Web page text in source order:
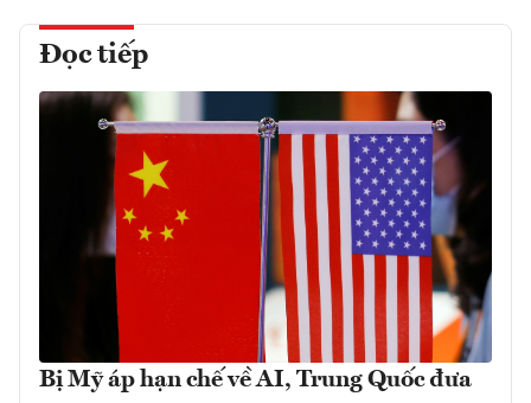
Đọc tiếp
Bị Mỹ áp hạn chế về AI, Trung Quốc đưa